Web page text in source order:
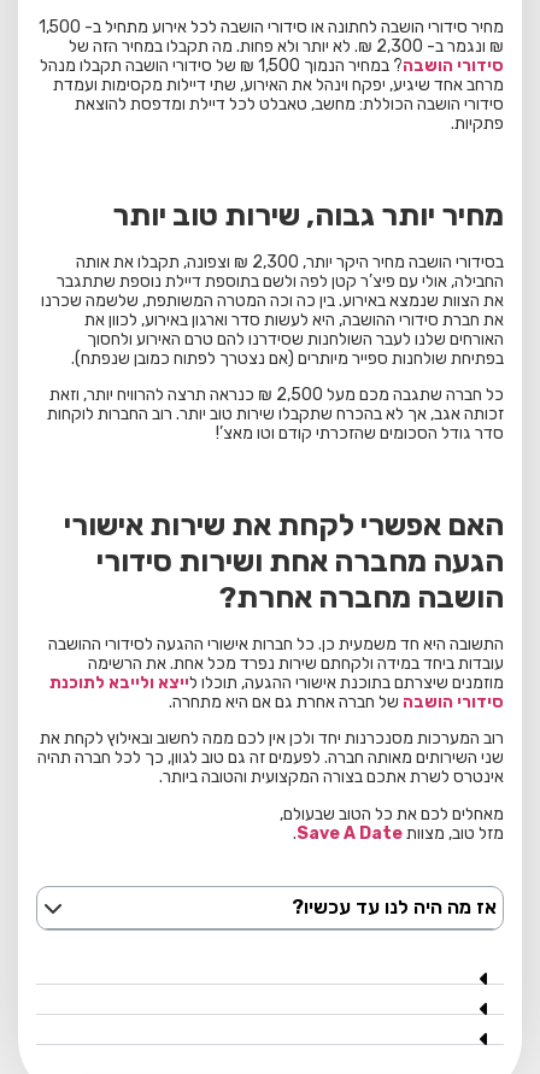
מחיר סידורי הושבה לחתונה או סידורי הושבה לכל אירוע מתחיל ב- 1,500
₪ ונגמר ב- 2,300 ₪. לא יותר ולא פחות. מה תקבלו במחיר הזה של
סידורי הושבה
? במחיר הנמוך 1,500 ₪ של סידורי הושבה תקבלו מנהל
מרחב אחד שיגיע, יפקח וינהל את האירוע, שתי דיילות מקסימות ועמדת
סידורי הושבה הכוללת: מחשב, טאבלט לכל דיילת ומדפסת להוצאת
פתקיות.
מחיר יותר גבוה, שירות טוב יותר
בסידורי הושבה מחיר היקר יותר, 2,300 ₪ וצפונה, תקבלו את אותה
החבילה, אולי עם פיצ’ר קטן לפה ולשם בתוספת דיילת נוספת שתתגבר
את הצוות שנמצא באירוע. בין כה וכה המטרה המשותפת, שלשמה שכרנו
את חברת סידורי ההושבה, היא לעשות סדר וארגון באירוע, לכוון את
האורחים שלנו לעבר השולחנות שסידרנו להם טרם האירוע ולחסוך
בפתיחת שולחנות ספייר מיותרים (אם נצטרך לפתוח כמובן שנפתח).
כל חברה שתגבה מכם מעל 2,500 ₪ כנראה תרצה להרוויח יותר, וזאת
זכותה אגב, אך לא בהכרח שתקבלו שירות טוב יותר. רוב החברות לוקחות
סדר גודל הסכומים שהזכרתי קודם וטו מאצ’!
האם אפשרי לקחת את שירות אישורי
הגעה מחברה אחת ושירות סידורי
הושבה מחברה אחרת?
התשובה היא חד משמעית כן. כל חברות אישורי ההגעה לסידורי ההושבה
עובדות ביחד במידה ולקחתם שירות נפרד מכל אחת. את הרשימה
מוזמנים שיצרתם בתוכנת אישורי ההגעה, תוכלו לייצא ולייבא לתוכנת
סידורי הושבה של חברה אחרת גם אם היא מתחרה.
רוב המערכות מסנכרנות יחד ולכן אין לכם ממה לחשוב ובאילוץ לקחת את
שני השירותים מאותה חברה. לפעמים זה גם טוב לגוון, כך לכל חברה תהיה
אינטרס לשרת אתכם בצורה המקצועית והטובה ביותר.
מאחלים לכם את כל הטוב שבעולם,
מזל טוב, מצוותSave A Date
.
אז מה היה לנו עד עכשיו?